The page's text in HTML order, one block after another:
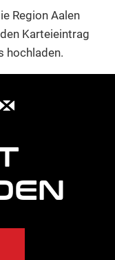
Region Aalen
Karteieintrag
hochladen.